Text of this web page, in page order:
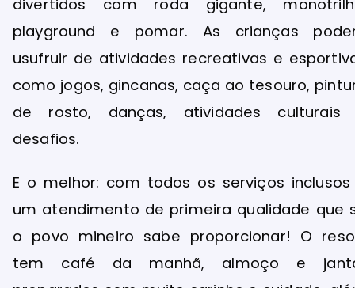
divertidos com roda gigante,
playground e pomar. As crianças
usufruir de atividades recreativas e
como jogos, gincanas, caça ao tesouro,
de rosto, danças, atividades culturais
desafios.
E o melhor: com todos os serviços
um atendimento de primeira qualidade que
o povo mineiro sabe proporcionar! O
tem café da manhã, almoço e